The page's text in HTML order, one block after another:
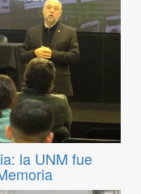
la UNM fue